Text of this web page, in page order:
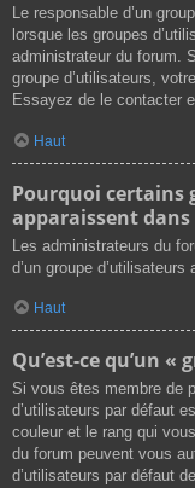
Le responsable d’un
lorsque les groupes
administrateur du forum.
groupe d’utilisateurs,
Essayez de le contacter
Haut
Pourquoi certains
apparaissent
Les administrateurs du
d’un groupe
Haut
Qu’est-ce qu’un
Si vous êtes membre de
d’utilisateurs par défaut
couleur et le rang qui
du forum peuvent vous
d’utilisateurs par défaut